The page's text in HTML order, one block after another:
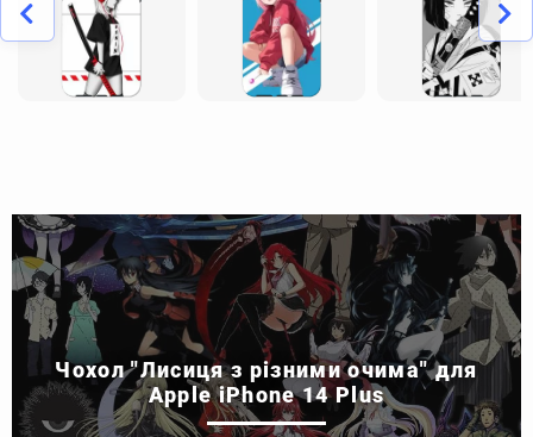
Чохол "Лисиця з різними очима" для
Apple iPhone 14 Plus